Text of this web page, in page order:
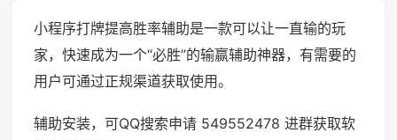
小程序打牌提高胜率辅助是一款可以让一直输的玩
家，快速成为一个“必胜”的输赢辅助神器，有需要的
用户可通过正规渠道获取使用。
辅助安装，可QQ搜索申请 549552478 进群获取软